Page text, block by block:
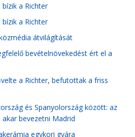
bízik a Richter
bízik a Richter
átvilágítását
bevételnövekedést ért el a
a Richter, befutottak a friss
és Spanyolország között: az
bevezetni Madrid
egykori gyára